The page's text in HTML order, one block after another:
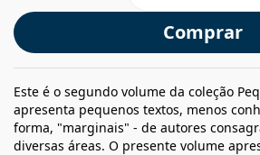
Comprar
Este é o segundo volume da coleção
apresenta pequenos textos, menos
forma, "marginais" - de autores
diversas áreas. O presente volume